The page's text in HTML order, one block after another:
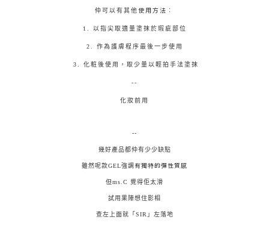
仲可以有其他使用方法︰
1. 以指尖取適量塗抹於瑕疵部位
2. 作為護膚程序最後一步使用
3. 化粧後使用，取少量以輕拍手法塗抹
--
化妝前用
--
幾好產品都仲有少少缺點
雖然呢款GEL強調 有獨特的彈性質感
但ms.C 覺得佢太滑
試用果陣想住影相
查左上面就「SIR」左落地